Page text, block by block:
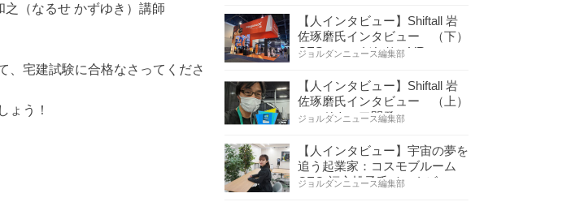
（なるせ かずゆき）講師
、宅建試験に合格なさってくださ
ょう！
【人インタビュー】Shiftall 岩
佐琢磨氏インタビュー （下）
CESへのこだわり VR…
ジョルダンニュース編集部
【人インタビュー】Shiftall 岩
佐琢磨氏インタビュー （上）
ハードウェア開発へ…
ジョルダンニュース編集部
【人インタビュー】宇宙の夢を
追う起業家：コスモブルーム
CEO 福永桃子氏インタビ…
ジョルダンニュース編集部